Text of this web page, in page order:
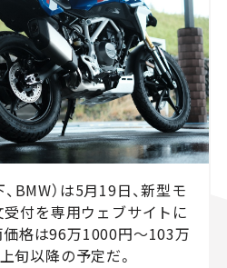
BMW）は5月19日、新型モ
受付を専用ウェブサイトに
格は96万1000円〜103万
旬以降の予定だ。